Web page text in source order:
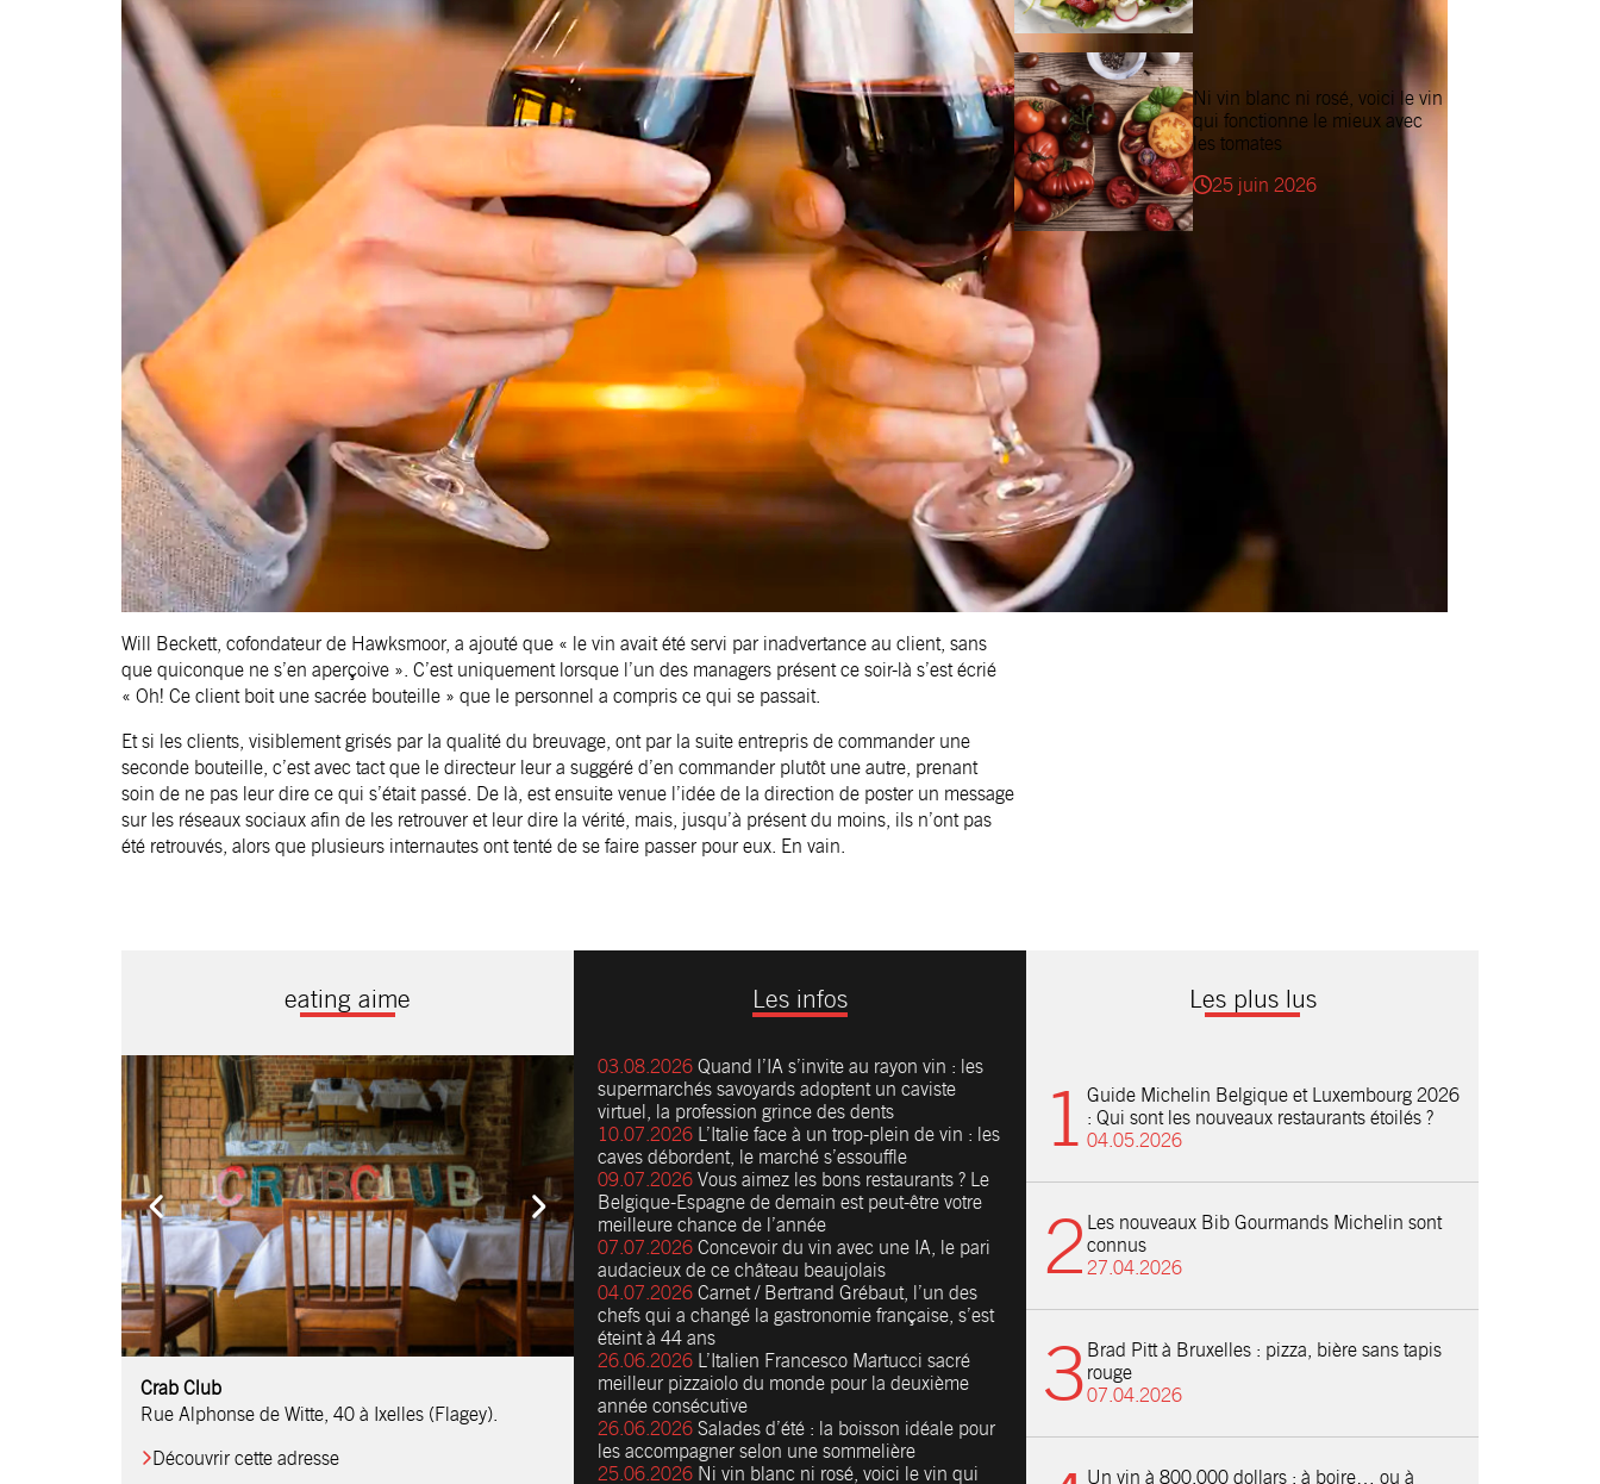
Will Beckett, cofondateur de Hawksmoor, a ajouté que « le vin avait été servi par inadvertance au client, sans
que quiconque ne s’en aperçoive ». C’est uniquement lorsque l’un des managers présent ce soir-là s’est écrié
« Oh! Ce client boit une sacrée bouteille » que le personnel a compris ce qui se passait.
Et si les clients, visiblement grisés par la qualité du breuvage, ont par la suite entrepris de commander une
seconde bouteille, c’est avec tact que le directeur leur a suggéré d’en commander plutôt une autre, prenant
soin de ne pas leur dire ce qui s’était passé. De là, est ensuite venue l’idée de la direction de poster un message
sur les réseaux sociaux afin de les retrouver et leur dire la vérité, mais, jusqu’à présent du moins, ils n’ont pas
été retrouvés, alors que plusieurs internautes ont tenté de se faire passer pour eux. En vain.
Ni vin blanc ni rosé, voici le vin
qui fonctionne le mieux avec
les tomates
25 juin 2026
eating aime
Comptoir Chouchou
Crab Club
Rue Alphonse de Witte, 40 à Ixelles (Flagey).
Découvrir cette adresse
OM Restaurant
Table & Comptoir
Le Relais d’Orti
Studio 97
Löctave Restaurant
F-eat Restaurant
L’Art des Mets
Restaurant Harmonie
La Table de Jean
Les infos
03.08.2026 Quand l’IA s’invite au rayon vin : les
supermarchés savoyards adoptent un caviste
virtuel, la profession grince des dents
10.07.2026 L’Italie face à un trop-plein de vin : les
caves débordent, le marché s’essouffle
09.07.2026 Vous aimez les bons restaurants ? Le
Belgique-Espagne de demain est peut-être votre
meilleure chance de l’année
07.07.2026 Concevoir du vin avec une IA, le pari
audacieux de ce château beaujolais
04.07.2026 Carnet / Bertrand Grébaut, l’un des
chefs qui a changé la gastronomie française, s’est
éteint à 44 ans
26.06.2026 L’Italien Francesco Martucci sacré
meilleur pizzaiolo du monde pour la deuxième
année consécutive
26.06.2026 Salades d’été : la boisson idéale pour
les accompagner selon une sommelière
25.06.2026 Ni vin blanc ni rosé, voici le vin qui
Les plus lus
Guide Michelin Belgique et Luxembourg 2026
: Qui sont les nouveaux restaurants étoilés ?
04.05.2026
Les nouveaux Bib Gourmands Michelin sont
connus
27.04.2026
Brad Pitt à Bruxelles : pizza, bière sans tapis
rouge
07.04.2026
Un vin à 800.000 dollars : à boire… ou à